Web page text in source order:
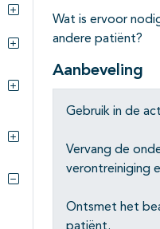
Subpagina's open- en
Subpagina's open- en
Subpagina's open- en
Subpagina's open- en
Subpagina's open- en
Wat is ervoor
andere patiënt?
Aanbeveling
Gebruik in de
Vervang de
verontreiniging
Ontsmet het